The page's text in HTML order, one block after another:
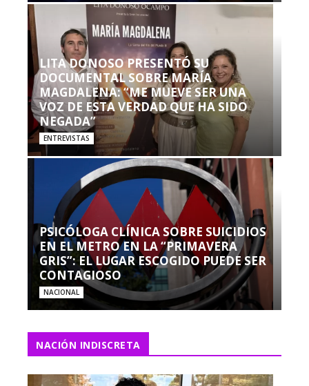
LITA DONOSO PRESENTÓ SU
DOCUMENTAL SOBRE MARÍA
MAGDALENA: “ME MUEVE SER UNA
VOZ DE ESTA VERDAD QUE HA SIDO
NEGADA”
ENTREVISTAS
PSICÓLOGA CLÍNICA SOBRE SUICIDIOS
EN EL METRO EN LA “PRIMAVERA
GRIS”: EL LUGAR ESCOGIDO PUEDE SER
CONTAGIOSO
NACIONAL
NACIÓN INDISCRETA